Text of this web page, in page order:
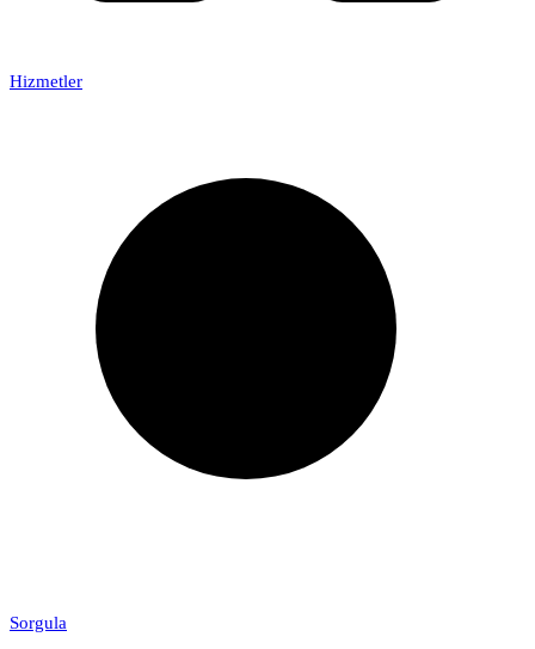
Hizmetler
Sorgula